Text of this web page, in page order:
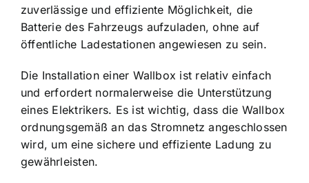
zuverlässige und effiziente Möglichkeit, die
Batterie des Fahrzeugs aufzuladen, ohne auf
öffentliche Ladestationen angewiesen zu sein.
Die Installation einer Wallbox ist relativ einfach
und erfordert normalerweise die Unterstützung
eines Elektrikers. Es ist wichtig, dass die Wallbox
ordnungsgemäß an das Stromnetz angeschlossen
wird, um eine sichere und effiziente Ladung zu
gewährleisten.